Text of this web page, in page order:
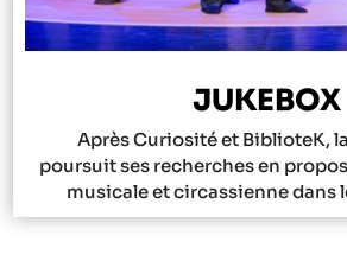
JUKEBOX
Après Curiosité et BiblioteK,
poursuit ses recherches en
musicale et circassienne dans